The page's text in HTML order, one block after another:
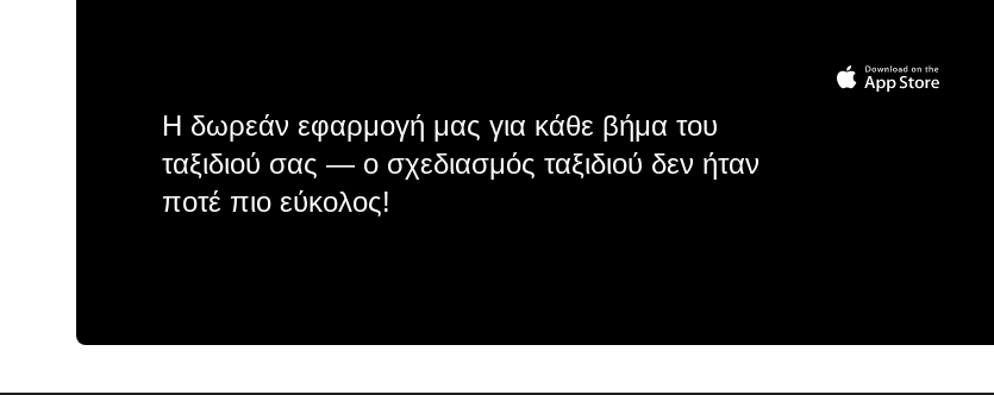
Η δωρεάν εφαρμογή μας για κάθε βήμα του
ταξιδιού σας — ο σχεδιασμός ταξιδιού δεν ήταν
ποτέ πιο εύκολος!